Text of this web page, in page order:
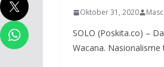
Oktober 31, 2020
SOLO (Poskita.co) –
Wacana.